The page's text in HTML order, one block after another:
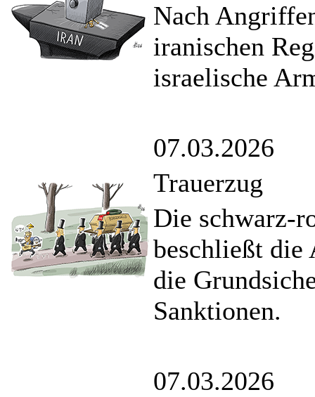
Nach
iranischen
israelische
07.03.2026
Trauerzug
Die schwarz-
beschließt die
die
Sanktionen.
07.03.2026